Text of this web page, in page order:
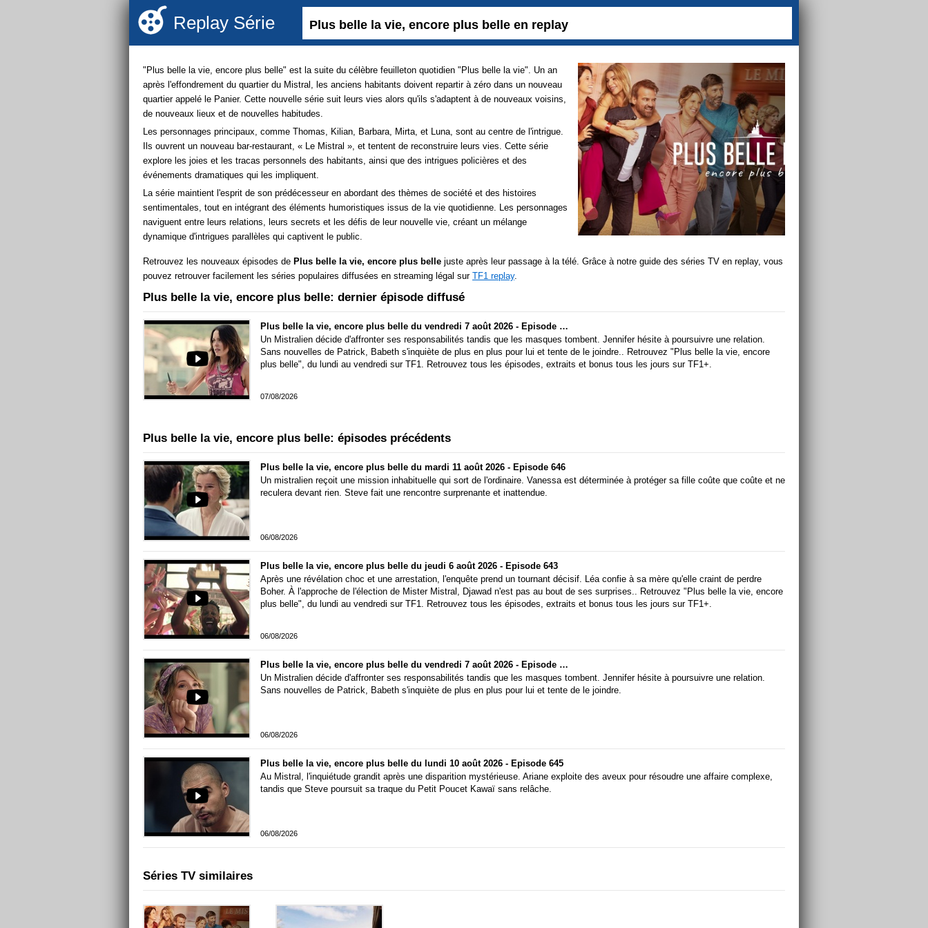
Plus belle la vie, encore plus belle en replay
Replay Série
"Plus belle la vie, encore plus belle" est la suite du célèbre feuilleton quotidien "Plus belle la vie". Un an
après l'effondrement du quartier du Mistral, les anciens habitants doivent repartir à zéro dans un nouveau
quartier appelé le Panier. Cette nouvelle série suit leurs vies alors qu'ils s'adaptent à de nouveaux voisins,
de nouveaux lieux et de nouvelles habitudes.
Les personnages principaux, comme Thomas, Kilian, Barbara, Mirta, et Luna, sont au centre de l'intrigue.
Ils ouvrent un nouveau bar-restaurant, « Le Mistral », et tentent de reconstruire leurs vies. Cette série
explore les joies et les tracas personnels des habitants, ainsi que des intrigues policières et des
événements dramatiques qui les impliquent.
La série maintient l'esprit de son prédécesseur en abordant des thèmes de société et des histoires
sentimentales, tout en intégrant des éléments humoristiques issus de la vie quotidienne. Les personnages
naviguent entre leurs relations, leurs secrets et les défis de leur nouvelle vie, créant un mélange
dynamique d'intrigues parallèles qui captivent le public.
Retrouvez les nouveaux épisodes de Plus belle la vie, encore plus belle juste après leur passage à la télé. Grâce à notre guide des séries TV en replay, vous
pouvez retrouver facilement les séries populaires diffusées en streaming légal sur TF1 replay.
Plus belle la vie, encore plus belle: dernier épisode diffusé
Plus belle la vie, encore plus belle du vendredi 7 août 2026 - Episode 644
Un Mistralien décide d'affronter ses responsabilités tandis que les masques tombent. Jennifer hésite à poursuivre une relation.
Sans nouvelles de Patrick, Babeth s'inquiète de plus en plus pour lui et tente de le joindre.. Retrouvez "Plus belle la vie, encore
plus belle", du lundi au vendredi sur TF1. Retrouvez tous les épisodes, extraits et bonus tous les jours sur TF1+.
07/08/2026
Plus belle la vie, encore plus belle: épisodes précédents
Plus belle la vie, encore plus belle du mardi 11 août 2026 - Episode 646
Un mistralien reçoit une mission inhabituelle qui sort de l'ordinaire. Vanessa est déterminée à protéger sa fille coûte que coûte et ne
reculera devant rien. Steve fait une rencontre surprenante et inattendue.
06/08/2026
Plus belle la vie, encore plus belle du jeudi 6 août 2026 - Episode 643
Après une révélation choc et une arrestation, l'enquête prend un tournant décisif. Léa confie à sa mère qu'elle craint de perdre
Boher. À l'approche de l'élection de Mister Mistral, Djawad n'est pas au bout de ses surprises.. Retrouvez "Plus belle la vie, encore
plus belle", du lundi au vendredi sur TF1. Retrouvez tous les épisodes, extraits et bonus tous les jours sur TF1+.
06/08/2026
Plus belle la vie, encore plus belle du vendredi 7 août 2026 - Episode 644
Un Mistralien décide d'affronter ses responsabilités tandis que les masques tombent. Jennifer hésite à poursuivre une relation.
Sans nouvelles de Patrick, Babeth s'inquiète de plus en plus pour lui et tente de le joindre.
06/08/2026
Plus belle la vie, encore plus belle du lundi 10 août 2026 - Episode 645
Au Mistral, l'inquiétude grandit après une disparition mystérieuse. Ariane exploite des aveux pour résoudre une affaire complexe,
tandis que Steve poursuit sa traque du Petit Poucet Kawaï sans relâche.
06/08/2026
Séries TV similaires